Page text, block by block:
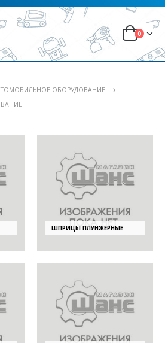
0
ОБОРУДОВАНИЕ
ШПРИЦЫ ПЛУНЖЕРНЫЕ